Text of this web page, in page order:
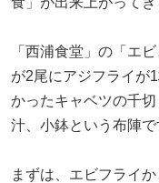
「西浦食堂」の「エ
が2尾にアジフライが
かったキャベツの千
汁、小鉢という布陣で
まずは、エビフライ